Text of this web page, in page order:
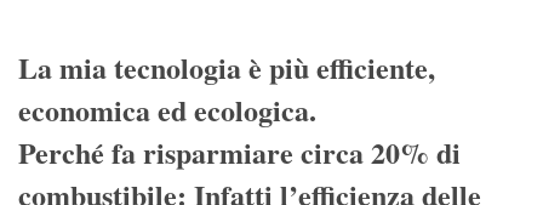
La mia tecnologia è più efficiente,
economica ed ecologica.
Perché fa risparmiare circa 20% di
combustibile: Infatti l’efficienza delle